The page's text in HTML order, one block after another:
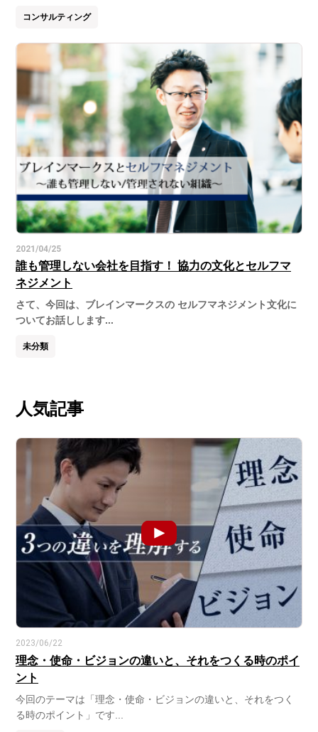
コンサルティング
2021/04/25
誰も管理しない会社を目指す！ 協力の文化とセルフマ
ネジメント
さて、今回は、ブレインマークスの セルフマネジメント文化に
ついてお話しします...
未分類
人気記事
2023/06/22
理念・使命・ビジョンの違いと、それをつくる時のポイ
ント
今回のテーマは「理念・使命・ビジョンの違いと、それをつく
る時のポイント」です...